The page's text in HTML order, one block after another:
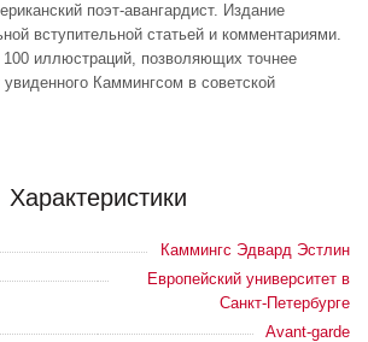
поэт-авангардист. Издание
вступительной статьей и комментариями.
100 иллюстраций, позволяющих точнее
Каммингсом в советской
Характеристики
Каммингс Эдвард Эстлин
Европейский университет в
Санкт-Петербурге
Avant-garde